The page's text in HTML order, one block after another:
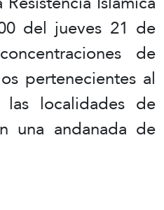
del jueves 21 de
de
pertenecientes al
localidades de
una andanada de